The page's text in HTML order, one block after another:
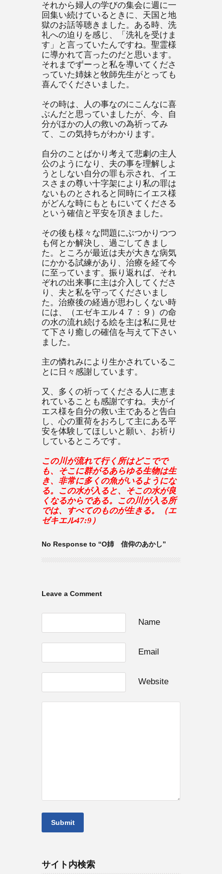
それから婦人の学びの集会に週に一
回集い続けているときに、天国と地
獄のお話等聴きました。ある時、洗
礼への迫りを感じ、「洗礼を受けま
す」と言っていたんですね。聖霊様
に導かれて言ったのだと思います。
それまでずーっと私を導いてくださ
っていた姉妹と牧師先生がとっても
喜んでくださいました。
その時は、人の事なのにこんなに喜
ぶんだと思っていましたが、今、自
分がほかの人の救いの為祈ってみ
て、この気持ちがわかります。
自分のことばかり考えて悲劇の主人
公のようになり、夫の事を理解しよ
うとしない自分の罪も示され、イエ
スさまの尊い十字架により私の罪は
ないものとされると同時にイエス様
がどんな時にもともにいてくださる
という確信と平安を頂きました。
その後も様々な問題にぶつかりつつ
も何とか解決し、過ごしてきまし
た。ところが最近は夫が大きな病気
にかかる試練があり、治療を経て今
に至っています。振り返れば、それ
ぞれの出来事に主は介入してくださ
り、夫と私を守ってくださいまし
た。治療後の経過が思わしくない時
には、（エゼキエル４７：９）の命
の水の流れ続ける絵を主は私に見せ
て下さり癒しの確信を与えて下さい
ました。
主の憐れみにより生かされているこ
とに日々感謝しています。
又、多くの祈ってくださる人に恵ま
れていることも感謝ですね。夫がイ
エス様を自分の救い主であると告白
し、心の重荷をおろして主にある平
安を体験してほしいと願い、お祈り
しているところです。
この川が流れて行く所はどこでで
も、そこに群がるあらゆる生物は生
き、非常に多くの魚がいるようにな
る。この水が入ると、そこの水が良
くなるからである。この川が入る所
では、すべてのものが生きる。（エ
ゼキエル47:9）
No Response to “O姉 信仰のあかし”
Leave a Comment
Name
Email
Website
サイト内検索